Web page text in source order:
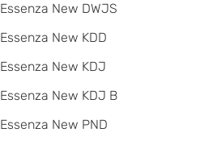
Essenza New DWJS
Essenza New KDD
Essenza New KDJ
Essenza New KDJ B
Essenza New PND